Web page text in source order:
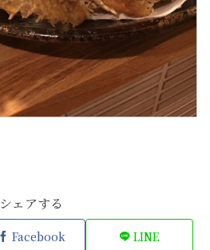
シェアする
Facebook LINE